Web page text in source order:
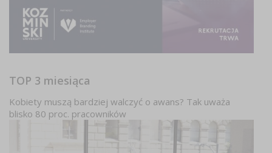
TOP 3 miesiąca
Kobiety muszą bardziej walczyć o awans? Tak uważa
blisko 80 proc. pracowników